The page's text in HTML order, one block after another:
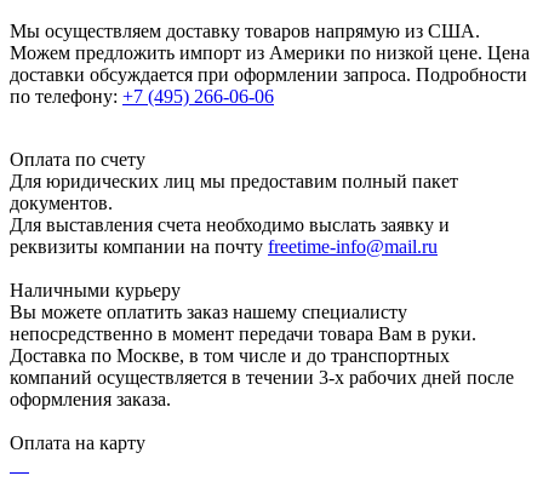
Мы осуществляем доставку товаров напрямую из США.
Можем предложить импорт из Америки по низкой цене. Цена
доставки обсуждается при оформлении запроса. Подробности
по телефону: +7 (495) 266-06-06
Оплата по счету
Для юридических лиц мы предоставим полный пакет
документов.
Для выставления счета необходимо выслать заявку и
реквизиты компании на почту freetime-info@mail.ru
Наличными курьеру
Вы можете оплатить заказ нашему специалисту
непосредственно в момент передачи товара Вам в руки.
Доставка по Москве, в том числе и до транспортных
компаний осуществляется в течении 3-х рабочих дней после
оформления заказа.
Оплата на карту